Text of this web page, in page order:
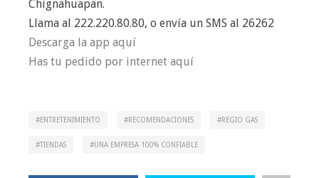
Chignahuapan.
Llama al 222.220.80.80, o envía un SMS al 26262
Descarga la app aquí
Has tu pedido por internet aquí
ENTRETENIMIENTO RECOMENDACIONES REGIO GAS
TIENDAS UNA EMPRESA 100% CONFIABLE